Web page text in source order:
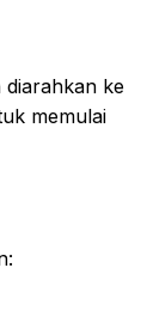
diarahkan ke
memulai